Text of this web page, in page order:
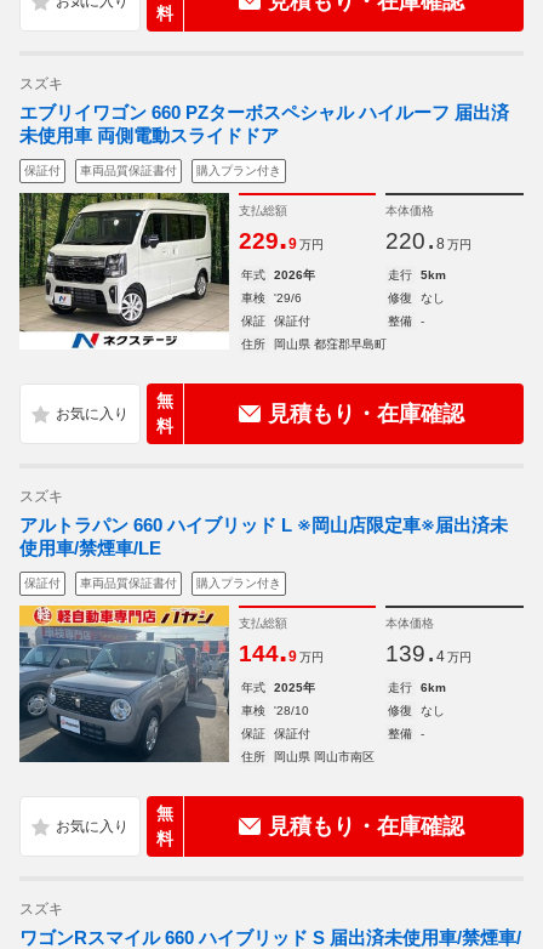
料
スズキ
エブリイワゴン 660 PZターボスペシャル ハイルーフ 届出済
未使用車 両側電動スライドドア
保証付 車両品質保証書付 購入プラン付き
支払総額
229.9 万円
本体価格
220. 8 万円
年式 2026年 走行
5km
車検
'29/6 修復
なし
保証
保証付 整備
-
住所
岡山県 都窪郡早島町
無
料
見積もり・在庫確認
スズキ
アルトラパン 660 ハイブリッド L ※岡山店限定車※届出済未
使用車/禁煙車/LE
保証付 車両品質保証書付 購入プラン付き
支払総額
144.9 万円
本体価格
139. 4 万円
年式 2025年 走行
6km
車検
'28/10 修復
なし
保証
保証付 整備
-
住所
岡山県 岡山市南区
無
料
見積もり・在庫確認
スズキ
ワゴンRスマイル 660 ハイブリッド S 届出済未使用車/禁煙車/